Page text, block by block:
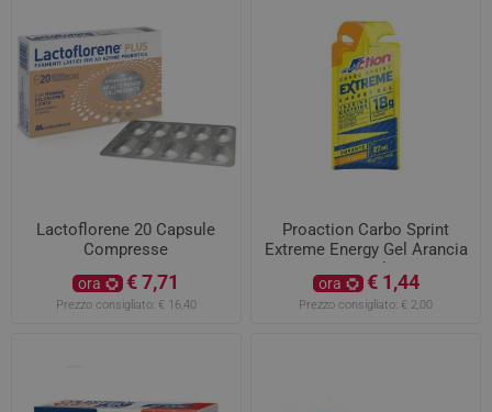
Lactoflorene 20 Capsule
Compresse
ora € 7,71
Prezzo consigliato: € 16,40
Proaction Carbo Sprint
Extreme Energy Gel Arancia
27 ml
ora € 1,44
Prezzo consigliato: € 2,00